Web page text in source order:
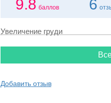
9.8 баллов 6
Увеличение груди
Добавить отзыв